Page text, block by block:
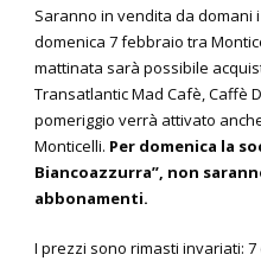
Saranno in vendita da domani
domenica 7 febbraio tra
mattinata sarà possibile
Transatlantic Mad Cafè, Caffè
pomeriggio verrà attivato
Monticelli. Per domenica la
Biancoazzurra”, non
abbonamenti.
I prezzi sono rimasti invariati: